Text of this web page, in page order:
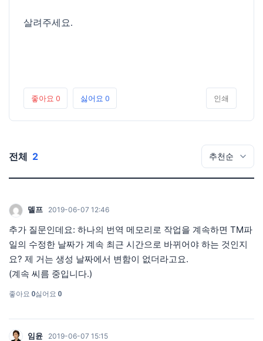
살려주세요.
좋아요 0 싫어요 0 인쇄
전체 2
델프 2019-06-07 12:46
추가 질문인데요: 하나의 번역 메모리로 작업을 계속하면 TM파
일의 수정한 날짜가 계속 최근 시간으로 바뀌어야 하는 것인지
요? 제 거는 생성 날짜에서 변함이 없더라고요.
(계속 씨름 중입니다.)
좋아요 0싫어요 0
임윤 2019-06-07 15:15